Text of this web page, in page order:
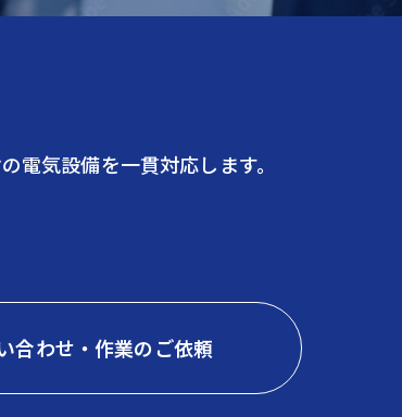
電気設備を一貫対応します。
合わせ・作業のご依頼